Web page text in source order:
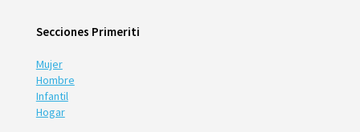
Secciones Primeriti
Mujer
Hombre
Infantil
Hogar